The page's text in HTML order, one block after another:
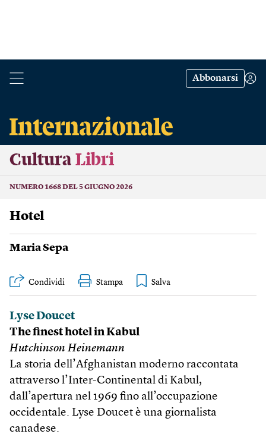
Abbonarsi
Cultura Libri
NUMERO 1668 DEL 5 GIUGNO 2026
hotel
Maria Sepa
Condividi Stampa
Lyse Doucet
The finest hotel in Kabul
Hutchinson Heinemann
La storia dell’Afghanistan moderno raccontata
attraverso l’Inter-Continental di Kabul,
dall’apertura nel 1969 fino all’occupazione
occidentale. Lyse Doucet è una giornalista
canadese.